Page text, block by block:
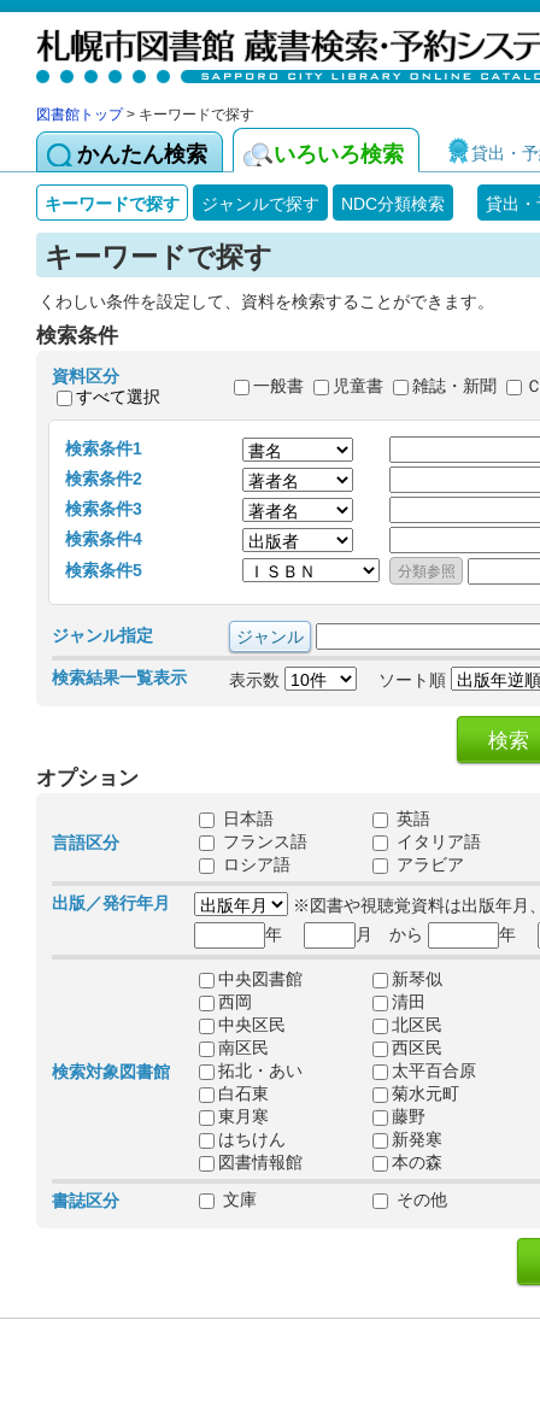
図書館トップ> キーワードで探す
かんたん検索 いろいろ検索 貸出・
キーワードで探す ジャンルで探す NDC分類検索 貸出
キーワードで探す
くわしい条件を設定して、資料を検索することができます。
検索条件
資料区分
すべて選択
一般書 児童書 雑誌・新聞
検索条件1
検索条件2
検索条件3
検索条件4
検索条件5
ジャンル指定
検索結果一覧表示 表示数 ソート順
オプション
言語区分
日本語
英語
フランス語
イタリア語
ロシア語
アラビア
出版／発行年月
※図書や視聴覚資料は出版年月
年
月 から 年
検索対象図書館
中央図書館
新琴似
西岡
清田
中央区民
北区民
南区民
西区民
拓北・あい
太平百合原
白石東
菊水元町
東月寒
藤野
はちけん
新発寒
図書情報館
本の森
書誌区分
文庫 その他